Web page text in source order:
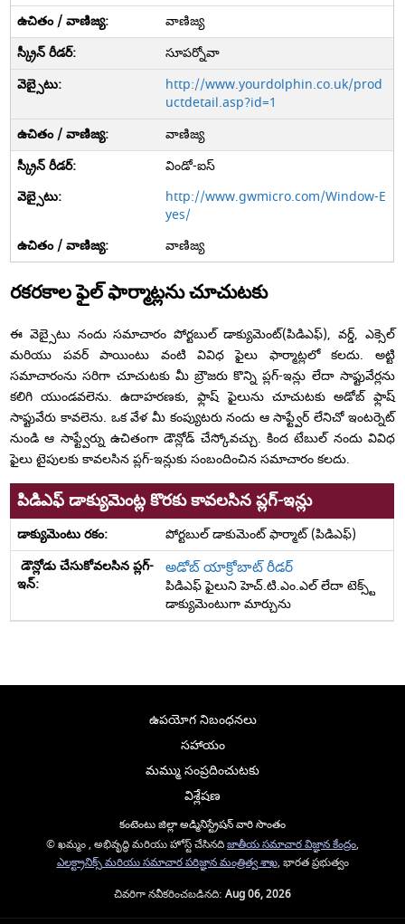
వాణిజ్య
సూపర్నోవా
http://www.yourdolphin.co.uk/prod
uctdetail.asp?id=1
వాణిజ్య
విండో-ఐస్
http://www.gwmicro.com/Window-E
yes/
వాణిజ్య
రకరకాల ఫైల్ ఫార్మాట్లను చూచుటకు
ఈ వెబ్సైటు నందు సమాచారం పోర్టబుల్ డాక్యుమెంట్(పిడిఎఫ్), వర్డ్, ఎక్సెల్
మరియు పవర్ పాయింటు వంటి వివిధ ఫైలు ఫార్మాట్లలో కలదు. అట్టి
సమాచారంను సరిగా చూచుటకు మీ బ్రౌజరు కొన్ని ప్లగ్-ఇన్లు లేదా సాఫ్టువేర్లను
కలిగి యుండవలెను. ఉదాహరణకు, ఫ్లాష్ ఫైలును చూచుటకు అడోబ్ ఫ్లాష్
సాఫ్టువేరు కావలెను. ఒక వేళ మీ కంప్యుటరు నందు ఆ సాఫ్ట్వేర్ లేనిచో ఇంటర్నెట్
నుండి ఆ సాఫ్ట్వేర్ను ఉచితంగా డౌన్లోడ్ చేస్కోవచ్చు. కింద టేబుల్ నందు వివిధ
ఫైలు టైపులకు కావలసిన ప్లగ్-ఇన్లుకు సంబందించిన సమాచారం కలదు.
పిడిఎఫ్ డాక్యుమెంట్ల కొరకు కావలసిన ప్లగ్-ఇన్లు
పోర్టబుల్ డాకుమెంట్ ఫార్మాట్ (పిడిఎఫ్)
అడోబ్ యాక్రోబాట్ రీడర్
పిడిఎఫ్ ఫైలుని హెచ్.టి.ఎం.ఎల్ లేదా టెక్స్ట్
డాక్యుమెంటుగా మార్చును
ఉపయోగ నిబంధనలు
సహాయం
మమ్ము సంప్రదించుటకు
విశ్లేషణ
కంటెంటు జిల్లా అడ్మినిస్ట్రేషన్ వారి సొంతం
© ఖమ్మం , అభివృద్ధి మరియు హోస్ట్ చేసినదిజాతీయ సమాచార విజ్ఞాన కేంద్రం,
ఎలక్ట్రానిక్స్ మరియు సమాచార పరిజ్ఞాన మంత్రిత్వ శాఖ, భారత ప్రభుత్వం
చివరిగా నవీకరించబడినది: Aug 06, 2026